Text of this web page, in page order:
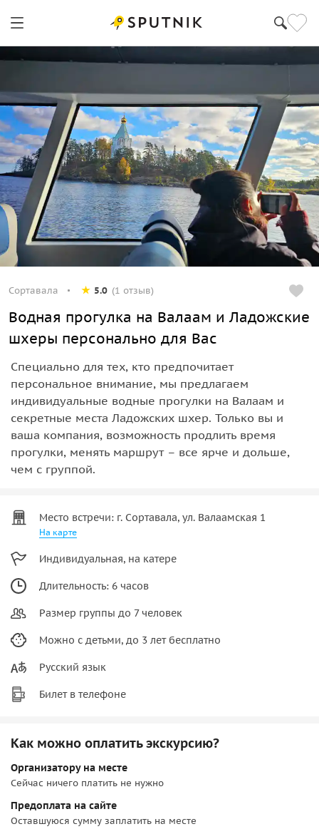
Сортавала 5.0 (1 отзыв)
Водная прогулка на Валаам и Ладожские
шхеры персонально для Вас
Специально для тех, кто предпочитает
персональное внимание, мы предлагаем
индивидуальные водные прогулки на Валаам и
секретные места Ладожских шхер. Только вы и
ваша компания, возможность продлить время
прогулки, менять маршрут – все ярче и дольше,
чем с группой.
Место встречи: г. Сортавала, ул. Валаамская 1
На карте
Индивидуальная, на катере
Длительность: 6 часов
Размер группы до 7 человек
Можно с детьми, до 3 лет бесплатно
Русский язык
Билет в телефоне
Как можно оплатить экскурсию?
Организатору на месте
Сейчас ничего платить не нужно
Предоплата на сайте
Оставшуюся сумму заплатить на месте